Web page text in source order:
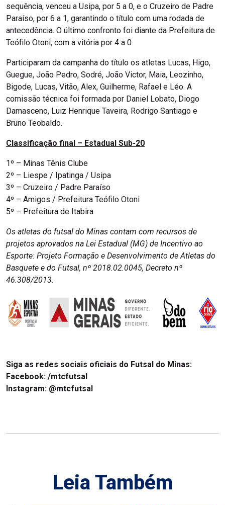
sequência, venceu a Usipa, por 5 a 0, e o Cruzeiro de Padre
Paraíso, por 6 a 1, garantindo o título com uma rodada de
antecedência. O último confronto foi diante da Prefeitura de
Teófilo Otoni, com a vitória por 4 a 0.
Participaram da campanha do título os atletas Lucas, Higo,
Guegue, João Pedro, Sodré, João Victor, Maia, Leozinho,
Bigode, Lucas, Vitão, Alex, Guilherme, Rafael e Léo. A
comissão técnica foi formada por Daniel Lobato, Diogo
Damasceno, Luiz Henrique Taveira, Rodrigo Santiago e
Bruno Teobaldo.
Classificação final – Estadual Sub-20
1º – Minas Tênis Clube
2º – Liespe / Ipatinga / Usipa
3º – Cruzeiro / Padre Paraíso
4º – Amigos / Prefeitura Teófilo Otoni
5º – Prefeitura de Itabira
Os atletas do futsal do Minas contam com recursos de
projetos aprovados na Lei Estadual (MG) de Incentivo ao
Esporte: Projeto Formação e Desenvolvimento de Atletas do
Basquete e do Futsal, nº 2018.02.0045, Decreto nº
46.308/2013.
Siga as redes sociais oficiais do Futsal do Minas:
Facebook: /mtcfutsal
Instagram: @mtcfutsal
Leia Também